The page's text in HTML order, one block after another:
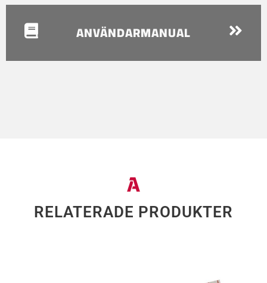
ANVÄNDARMANUAL
RELATERADE PRODUKTER